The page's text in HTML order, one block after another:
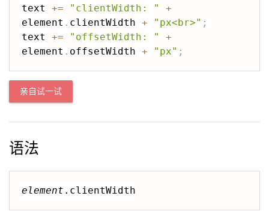
text += "clientWidth: "
+
element . clientWidth + "px<br>" ;
text += "offsetWidth: "
+
element . offsetWidth + "px" ;
亲自试一试
语法
element .clientWidth